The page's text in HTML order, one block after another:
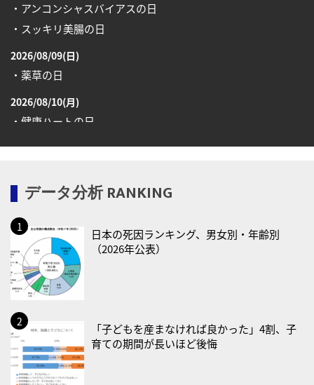
・アンコンシャスバイアスの日
・スッキリ美腸の日
2026/08/09(日)
・薬草の日
2026/08/10(月)
・健康ハートの日
・育児の日
2026/08/13(木)
・一汁三菜の日
2026/08/17(月)
・減塩の日
・防犯の日
2026/08/19(水)
・世界人道デー
データ分析 RANKING
日本の死因ランキング、男女別・年齢別
（2026年公表）
「子どもを産まなければ良かった」4割、子
育ての期間が長いほど後悔